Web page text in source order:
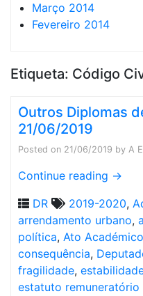
Março 2014
Fevereiro 2014
Etiqueta: Código
Outros Diplomas
21/06/2019
Posted on 21/06/2019 by A
Continue reading →
DR
2019-2020,
arrendamento urbano,
política, Ato Académico
consequência,
fragilidade,
estatuto